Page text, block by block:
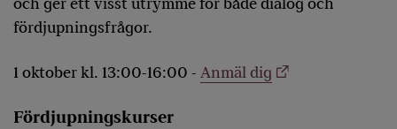
fördjupningsfrågor.
1 oktober kl. 13:00-16:00 - Anmäl dig
Fördjupningskurser